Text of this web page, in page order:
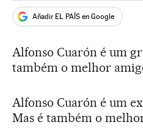
Añadir EL PAÍS en Google
Alfonso Cuarón é um
também o melhor
Alfonso Cuarón é um
Mas é também o